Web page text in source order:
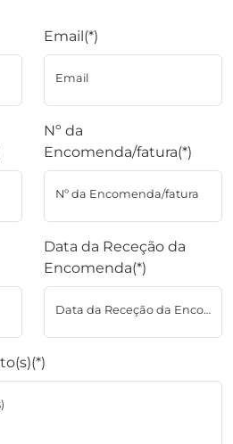
Email(*)
Email
Nº da
Encomenda/fatura(*)
Nº da Encomenda/fatura
Data da Receção da
Encomenda(*)
Data da Receção da Encomenda